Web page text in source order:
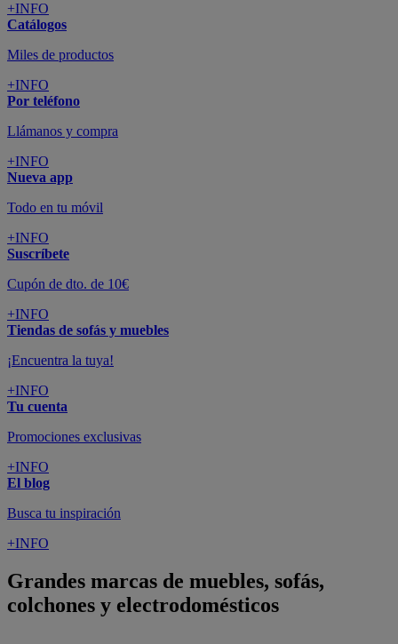
+INFO
Catálogos
Miles de productos
+INFO
Por teléfono
Llámanos y compra
+INFO
Nueva app
Todo en tu móvil
+INFO
Suscríbete
Cupón de dto. de 10€
+INFO
Tiendas de sofás y muebles
¡Encuentra la tuya!
+INFO
Tu cuenta
Promociones exclusivas
+INFO
El blog
Busca tu inspiración
+INFO
Grandes marcas de muebles, sofás,
colchones y electrodomésticos